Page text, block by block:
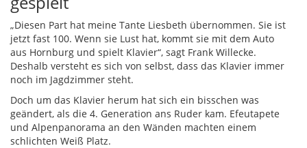
„Diesen Part hat meine Tante Liesbeth übernommen. Sie ist
jetzt fast 100. Wenn sie Lust hat, kommt sie mit dem Auto
aus Hornburg und spielt Klavier“, sagt Frank Willecke.
Deshalb versteht es sich von selbst, dass das Klavier immer
noch im Jagdzimmer steht.
Doch um das Klavier herum hat sich ein bisschen was
geändert, als die 4. Generation ans Ruder kam. Efeutapete
und Alpenpanorama an den Wänden machten einem
schlichten Weiß Platz.